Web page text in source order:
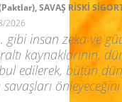
SAVAŞ RİSKİ
2026
gibi insan zeka ve
kaynaklarının,
edilerek, bütün
savaşları önleyeceğini